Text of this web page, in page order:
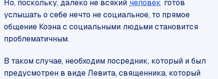
Но, поскольку, далеко не всякий человек готов
услышать о себе нечто не социальное, то прямое
общение Коэна с социальными людьми становится
проблематичным.
В таком случае, необходим посредник, который и был
предусмотрен в виде Левита, священника, который